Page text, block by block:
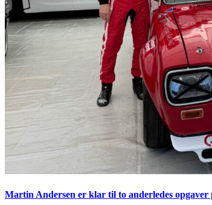
Martin Andersen er klar til to anderledes opgaver